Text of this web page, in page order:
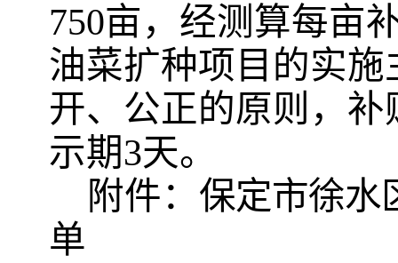
750亩，经测算每亩
油菜扩种项目的实
开、公正的原则，
示期3天。
附件： 保定市徐水
单